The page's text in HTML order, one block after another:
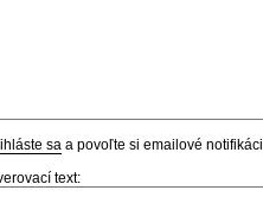
sa a povoľte si emailové
text: